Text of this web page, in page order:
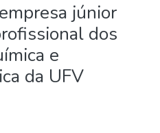
júnior
dos
e
da UFV